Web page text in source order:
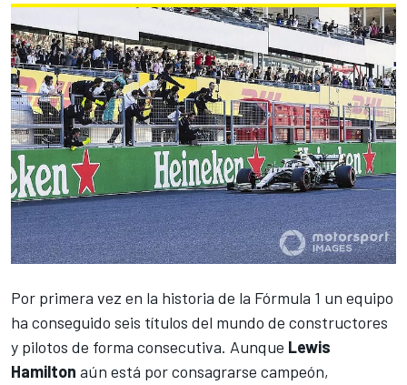
Por primera vez en la historia de la Fórmula 1 un equipo
ha conseguido seis títulos del mundo de constructores
y pilotos de forma consecutiva. Aunque Lewis
Hamilton aún está por consagrarse campeón,